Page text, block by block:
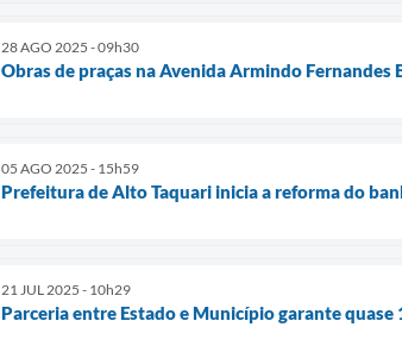
28 AGO 2025 - 09h30
Obras de praças na Avenida Armindo Fernandes
05 AGO 2025 - 15h59
Prefeitura de Alto Taquari inicia a reforma do
21 JUL 2025 - 10h29
Parceria entre Estado e Município garante